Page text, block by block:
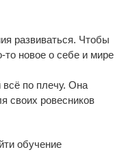
развиваться. Чтобы
то новое о себе и мире
всё по плечу. Она
своих ровесников
обучение